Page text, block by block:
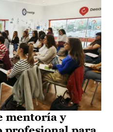
mentoría y